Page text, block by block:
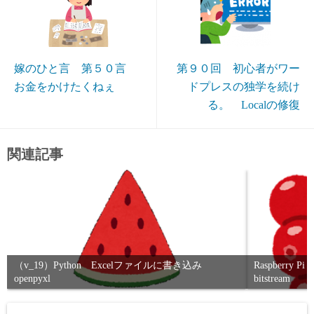
嫁のひと言 第５０言
お金をかけたくねぇ
第９０回 初心者がワー
ドプレスの独学を続け
る。 Localの修復
関連記事
（v_19）Python Excelファイルに書き込み
openpyxl
Raspberry Pi
bitstream